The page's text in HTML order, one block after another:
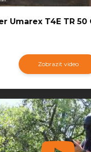
Umarex T4E TR 50
Zobrazit video